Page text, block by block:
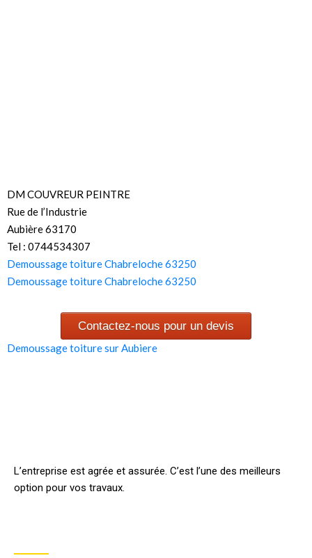
DM COUVREUR PEINTRE
Rue de l’Industrie
Aubière 63170
Tel : 0744534307
Demoussage toiture Chabreloche 63250
Demoussage toiture Chabreloche 63250
Contactez-nous pour un devis
Demoussage toiture sur Aubiere
L’entreprise est agrée et assurée. C’est l’une des meilleurs
option pour vos travaux.